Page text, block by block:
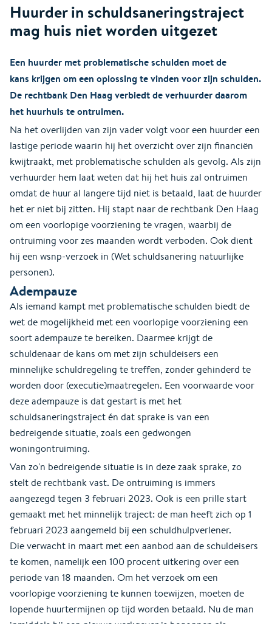
Huurder in schuldsaneringstraject
mag huis niet worden uitgezet
Een huurder met problematische schulden moet de
kans krijgen om een oplossing te vinden voor zijn schulden.
De rechtbank Den Haag verbiedt de verhuurder daarom
het huurhuis te ontruimen.
Na het overlijden van zijn vader volgt voor een huurder een
lastige periode waarin hij het overzicht over zijn financiën
kwijtraakt, met problematische schulden als gevolg. Als zijn
verhuurder hem laat weten dat hij het huis zal ontruimen
omdat de huur al langere tijd niet is betaald, laat de huurder
het er niet bij zitten. Hij stapt naar de rechtbank Den Haag
om een voorlopige voorziening te vragen, waarbij de
ontruiming voor zes maanden wordt verboden. Ook dient
hij een wsnp-verzoek in (Wet schuldsanering natuurlijke
personen).
Adempauze
Als iemand kampt met problematische schulden biedt de
wet de mogelijkheid met een voorlopige voorziening een
soort adempauze te bereiken. Daarmee krijgt de
schuldenaar de kans om met zijn schuldeisers een
minnelijke schuldregeling te treffen, zonder gehinderd te
worden door (executie)maatregelen. Een voorwaarde voor
deze adempauze is dat gestart is met het
schuldsaneringstraject én dat sprake is van een
bedreigende situatie, zoals een gedwongen
woningontruiming.
Van zo'n bedreigende situatie is in deze zaak sprake, zo
stelt de rechtbank vast. De ontruiming is immers
aangezegd tegen 3 februari 2023. Ook is een prille start
gemaakt met het minnelijk traject: de man heeft zich op 1
februari 2023 aangemeld bij een schuldhulpverlener.
Die verwacht in maart met een aanbod aan de schuldeisers
te komen, namelijk een 100 procent uitkering over een
periode van 18 maanden. Om het verzoek om een
voorlopige voorziening te kunnen toewijzen, moeten de
lopende huurtermijnen op tijd worden betaald. Nu de man